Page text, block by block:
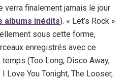
verra finalement jamais le jour
inédits). « Let’s Rock »
sous cette forme,
enregistrés avec ce
(Too Long, Disco Away,
Love You Tonight, The Looser,